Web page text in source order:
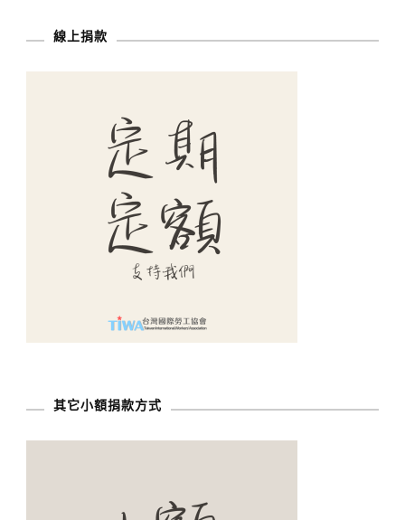
線上捐款
其它小額捐款方式